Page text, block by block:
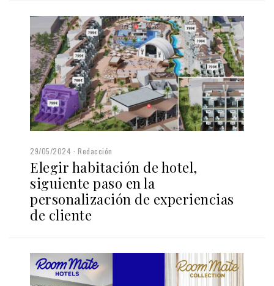
29/05/2024 Redacción
Elegir habitación de hotel,
siguiente paso en la
personalización de experiencias
de cliente